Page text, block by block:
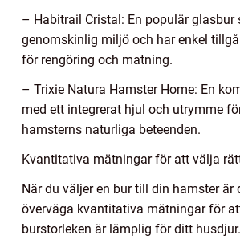
– Habitrail Cristal: En populär glasbur
genomskinlig miljö och har enkel
för rengöring och matning.
– Trixie Natura Hamster Home: En
med ett integrerat hjul och utrymme
hamsterns naturliga beteenden.
Kvantitativa mätningar för att välja
När du väljer en bur till din hamster är
överväga kvantitativa mätningar för
burstorleken är lämplig för ditt